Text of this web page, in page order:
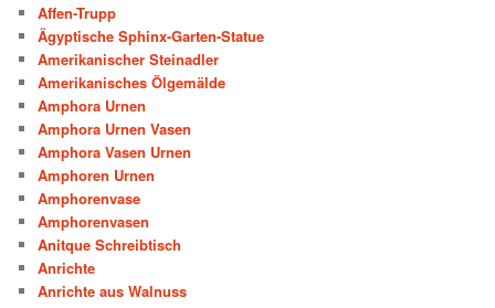
Affen-Trupp
Ägyptische Sphinx-Garten-Statue
Amerikanischer Steinadler
Amerikanisches Ölgemälde
Amphora Urnen
Amphora Urnen Vasen
Amphora Vasen Urnen
Amphoren Urnen
Amphorenvase
Amphorenvasen
Anitque Schreibtisch
Anrichte
Anrichte aus Walnuss